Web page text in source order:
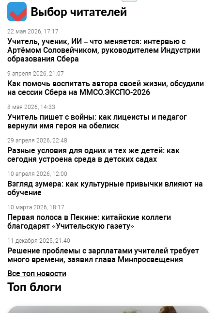
Выбор читателей
22 мая 2026, 17:17
Учитель, ученик, ИИ – что меняется: интервью с
Артёмом Соловейчиком, руководителем Индустрии
образования Сбера
9 апреля 2026, 21:07
Как помочь воспитать автора своей жизни, обсудили
на сессии Сбера на ММСО.ЭКСПО-2026
8 мая 2026, 14:33
Учитель пишет с войны: как лицеисты и педагог
вернули имя героя на обелиск
29 апреля 2026, 22:48
Разные условия для одних и тех же детей: как
сегодня устроена среда в детских садах
10 апреля 2026, 12:00
Взгляд зумера: как культурные привычки влияют на
обучение
10 марта 2026, 18:17
Первая полоса в Пекине: китайские коллеги
благодарят «Учительскую газету»
11 декабря 2025, 21:40
Решение проблемы с зарплатами учителей требует
много времени, заявил глава Минпросвещения
Все топ новости
Топ блоги